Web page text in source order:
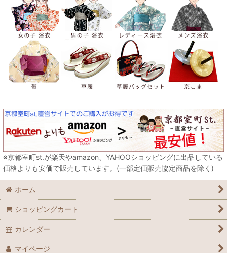
※京都室町st.が楽天やamazon、YAHOOショッピングに出品している
価格よりも安価で販売しています。(一部定価販売協定商品を除く)
ホーム
ショッピングカート
カレンダー
マイページ